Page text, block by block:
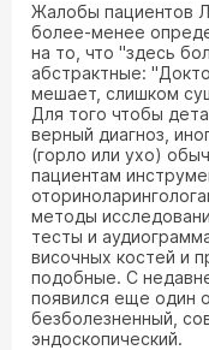
Жалобы пациентов
более-менее
на то, что "здесь
абстрактные:
мешает, слишком
Для того чтобы
верный диагноз,
(горло или ухо)
пациентам
методы
тесты и
височных костей и
подобные. С
появился еще один
безболезненный,
эндоскопический.